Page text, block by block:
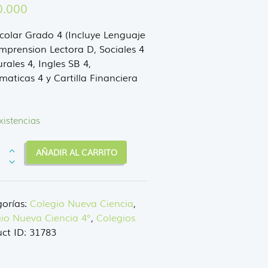
Grado 4 (Incluye Lenguaje
Lectora D, Sociales 4
4, Ingles SB 4,
4 y Cartilla Financiera
AÑADIR AL CARRITO
Colegio Nueva Ciencia,
Nueva Ciencia 4°, Colegios
ID: 31783